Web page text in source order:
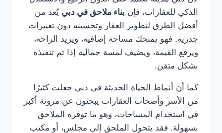
الذكي للعقارات، فإن بناء ملاحق في دبي يُعد من
أفضل الطرق لتطوير العقار وتحسينه دون تغييرات
جذرية. فهو يمنحك مساحة إضافية، ويزيد الراحة،
ويرفع القيمة، ويضيف لمسة جمالية إذا تم تنفيذه
بشكل متقن.
كما أن أنماط الحياة الحديثة في دبي جعلت كثيرًا
من الأسر وأصحاب العقارات يبحثون عن مرونة أكبر
في استخدام المساحات، وهو ما توفره الملاحق
بسهولة. فقد يتحول الملحق إلى مجلس، أو مكتب